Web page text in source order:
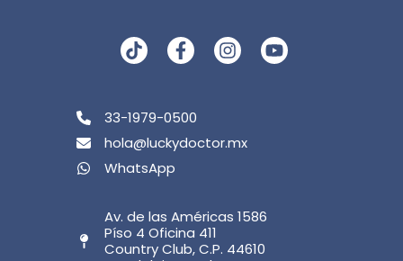
33-1979-0500
hola@luckydoctor.mx
WhatsApp
Av. de las Américas 1586
Píso 4 Oficina 411
Country Club, C.P. 44610